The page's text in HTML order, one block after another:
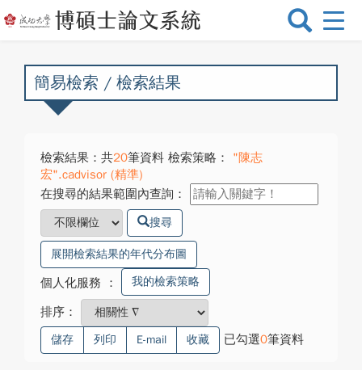
選
換
簡易檢索 / 檢索結果
檢索結果：共20筆資料 檢索策略：
"陳志
宏".cadvisor (精準)
在搜尋的結果範圍內查詢：
搜尋
展開檢索結果的年代分布圖
個人化服務 ： 我的檢索策略
排序：
儲存 列印 E-mail 收藏 已勾選0筆資料